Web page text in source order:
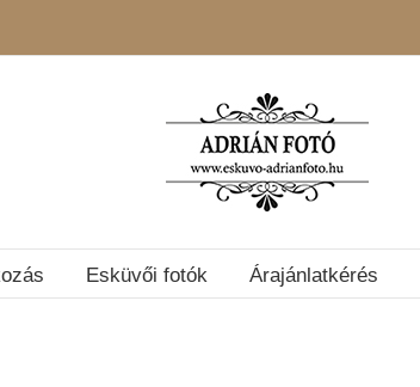
Esküvői fotók Árajánlatkérés